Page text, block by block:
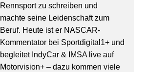
Rennsport zu schreiben und
machte seine Leidenschaft zum
Beruf. Heute ist er NASCAR-
Kommentator bei Sportdigital1+ und
begleitet IndyCar & IMSA live auf
Motorvision+ – dazu kommen viele